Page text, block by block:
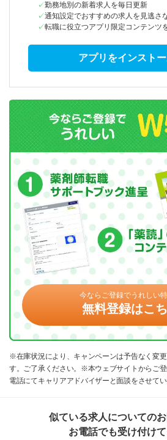
勤務地別の新着求人を毎日更新
通知設定でおすすめの求人を見逃さ
転職に役立つアプリ限定コンテンツ
アプリをインスト
今ならご登録でうれしい特
無料登録はこ
※在庫状況により、キャンペーンは予告なく変
す。ご了承ください。※本ウェブサイトからご
電話にてキャリアアドバイザーと面談をさせて
似ている求人についての
お電話でも受け付け